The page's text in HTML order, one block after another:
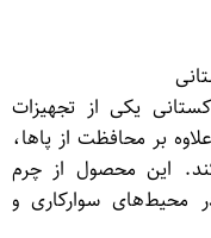
یکی از تجهیزات
بر محافظت از پاها،
این محصول از چرم
محیط‌های سوارکاری و